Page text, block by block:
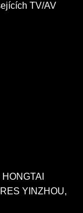
TV/AV
YINZHOU,